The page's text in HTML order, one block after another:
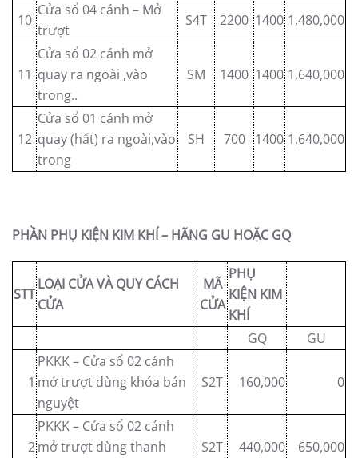
10
Cửa sổ 04 cánh – Mở
trượt
S4T 2200 1400 1,480,000
11
Cửa sổ 02 cánh mở
quay ra ngoài ,vào
trong..
SM 1400 1400 1,640,000
12
Cửa sổ 01 cánh mở
quay (hất) ra ngoài,vào
trong
SH 700 1400 1,640,000
PHẦN PHỤ KIỆN KIM KHÍ – HÃNG GU HOẶC GQ
STT
LOẠI CỬA VÀ QUY CÁCH
CỬA
MÃ
CỬA
PHỤ
KIỆN KIM
KHÍ
GQ
GU
1
PKKK – Cửa sổ 02 cánh
mở trượt dùng khóa bán
nguyệt
S2T 160,000 0
2
PKKK – Cửa sổ 02 cánh
mở trượt dùng thanh
S2T 440,000 650,000